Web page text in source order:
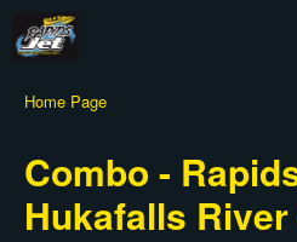
Home Page
Combo -
Hukafalls